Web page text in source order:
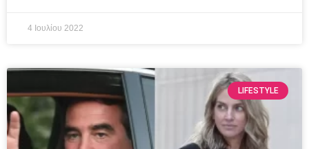
4 Ιουλίου 2022
LIFESTYLE